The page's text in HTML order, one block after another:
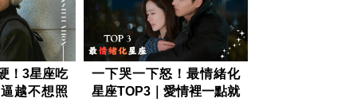
！3星座吃
越不想照
一下哭一下怒！最情緒化
星座TOP3｜愛情裡一點就